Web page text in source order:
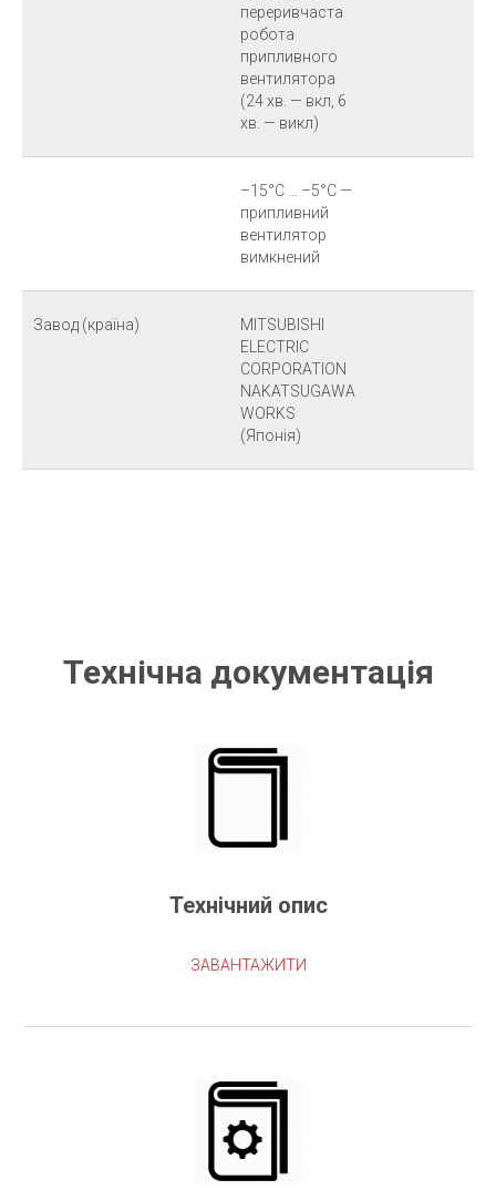
переривчаста
робота
припливного
вентилятора
(24 хв. — вкл, 6
хв. — викл)
–15°C … –5°C —
припливний
вентилятор
вимкнений
Завод (країна)
MITSUBISHI
ELECTRIC
CORPORATION
NAKATSUGAWA
WORKS
(Японія)
Технічна документація
Технічний опис
ЗАВАНТАЖИТИ